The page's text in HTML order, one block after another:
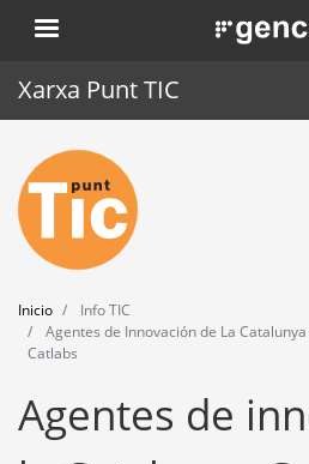
al
. Obre en
Xarxa Punt TIC
Inicio
Punt TIC
Actualidad
Agenda
Herramientas
Inicio
Info TIC
Agentes de Innovación de La
Catlabs
Agentes de